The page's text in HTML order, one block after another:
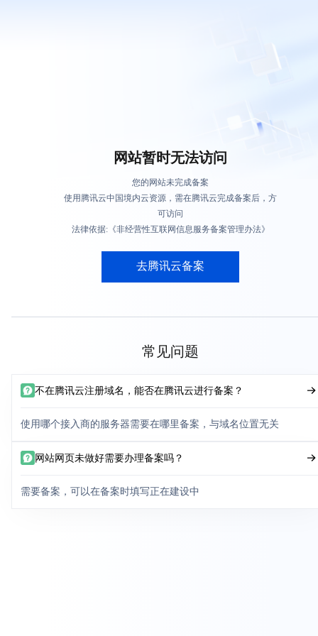
网站暂时无法访问
您的网站未完成备案
使用腾讯云中国境内云资源，需在腾讯云完成备案后，方
可访问
法律依据:《非经营性互联网信息服务备案管理办法》
去腾讯云备案
常见问题
不在腾讯云注册域名，能否在腾讯云进行备案？
使用哪个接入商的服务器需要在哪里备案，与域名位置无关
网站网页未做好需要办理备案吗？
需要备案，可以在备案时填写正在建设中